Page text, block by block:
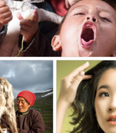
을 잘 찍고 싶다
정할 때의 주의점과 주요 기능들
상을 제거하는 가장 간단한 방법(포
늘이는 가장 자연스러운 방법(포
경사진 만들기
지는 앤설 애덤스풍 흑백사진 만
｜
터리 사진, 신문/책/언론 보도 사
멘터리 사진을 찍고 싶다